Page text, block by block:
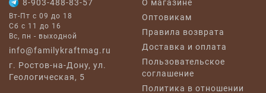
8-903-488-83-57
Вт-Пт с 09 до 18
Сб с 11 до 16
Вс, пн - выходной
info@familykraftmag.ru
г. Ростов-на-Дону, ул.
Геологическая, 5
O магазине
Оптовикам
Правила возврата
Доставка и оплата
Пользовательское
соглашение
Политика в отношении